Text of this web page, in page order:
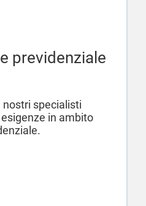
previdenziale
nostri specialisti
in ambito